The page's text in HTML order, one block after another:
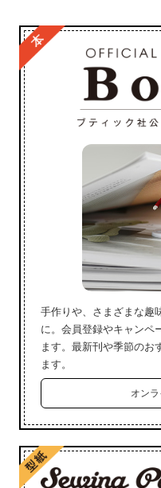
手作りや、さまざまな趣
に。会員登録やキャンペ
ます。最新刊や季節のお
ます。
オン